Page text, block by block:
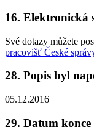
16. Elektronická
Své dotazy můžete
pracovišť České
28. Popis byl
05.12.2016
29. Datum